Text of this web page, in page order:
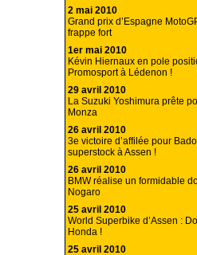
2 mai 2010
Grand prix d’Espagne
frappe fort
1er mai 2010
Kévin Hiernaux en pole
Promosport à Lédenon !
29 avril 2010
La Suzuki Yoshimura prête
Monza
26 avril 2010
3e victoire d’affilée pour
superstock à Assen !
26 avril 2010
BMW réalise un formidable
Nogaro
25 avril 2010
World Superbike d’Assen :
Honda !
25 avril 2010